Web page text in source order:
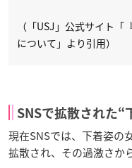
（「USJ」公式サイト
について」より引用）
SNSで拡散された“
現在SNSでは、下着姿の
拡散され、その過激さか